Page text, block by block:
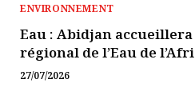
ENVIRONNEMENT
Eau : Abidjan
régional de l’Eau de
27/07/2026